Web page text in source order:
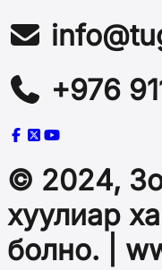
+976
© 2024,
хуулиар
болно. |